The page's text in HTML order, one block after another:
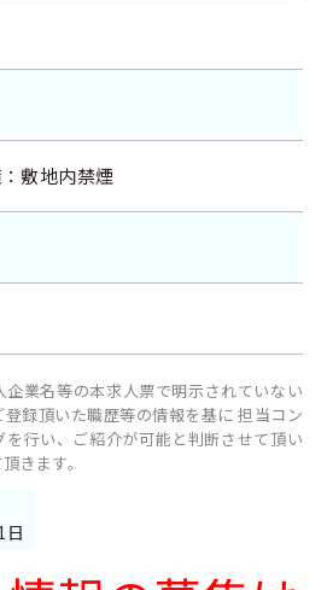
敷地内禁煙
業名等の本求人票で明示されていない
録頂いた職歴等の情報を基に 担当コン
行い、ご紹介が可能と判断させて頂い
きます。
日